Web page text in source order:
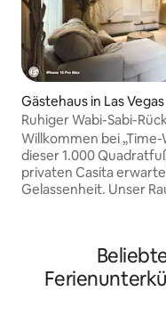
Gästehaus in Las Vegas
Ruhiger Wabi-Sabi-
sqft Private Casita
Willkommen bei „Time-
dieser 1.000
privaten Casita
Gelassenheit. Unser Raum umfasst die
sq ft. Tatami (1
Einzelbett + 1
• Privatsphäre: